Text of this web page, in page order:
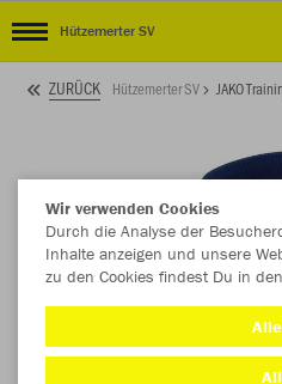
Hützemerter SV
ZURÜCK Hützemerter SV JAKO
Wir verwenden Cookies
Durch die Analyse der
Inhalte anzeigen und unsere
zu den Cookies findest Du in